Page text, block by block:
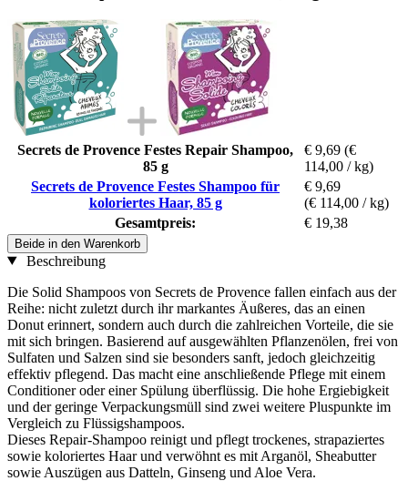
Secrets de Provence Festes Repair Shampoo,
85 g
€ 9,69 (€
114,00 / kg)
Secrets de Provence Festes Shampoo für
koloriertes Haar, 85 g
€ 9,69
(€ 114,00 / kg)
Gesamtpreis:
€ 19,38
Beide in den Warenkorb
Beschreibung
Die Solid Shampoos von Secrets de Provence fallen einfach aus der
Reihe: nicht zuletzt durch ihr markantes Äußeres, das an einen
Donut erinnert, sondern auch durch die zahlreichen Vorteile, die sie
mit sich bringen. Basierend auf ausgewählten Pflanzenölen, frei von
Sulfaten und Salzen sind sie besonders sanft, jedoch gleichzeitig
effektiv pflegend. Das macht eine anschließende Pflege mit einem
Conditioner oder einer Spülung überflüssig. Die hohe Ergiebigkeit
und der geringe Verpackungsmüll sind zwei weitere Pluspunkte im
Vergleich zu Flüssigshampoos.
Dieses Repair-Shampoo reinigt und pflegt trockenes, strapaziertes
sowie koloriertes Haar und verwöhnt es mit Arganöl, Sheabutter
sowie Auszügen aus Datteln, Ginseng und Aloe Vera.